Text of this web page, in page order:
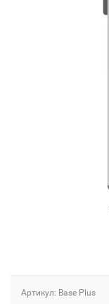
Артикул: Base Plus